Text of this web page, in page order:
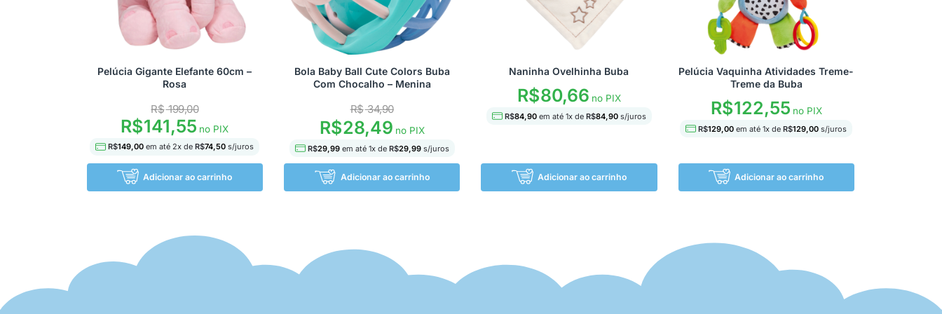
Pelúcia Gigante Elefante 60cm –
Rosa
R$199,00
R$141,55 no PIX
R$149,00 em até2x deR$74,50 s/juros
Adicionar ao carrinho
Bola Baby Ball Cute Colors Buba
Com Chocalho – Menina
R$34,90
R$28,49no PIX
R$29,99 em até 1x de R$29,99s/juros
Adicionar ao carrinho
Naninha Ovelhinha Buba
R$80,66no PIX
R$84,90 em até 1x de R$84,90s/juros
Adicionar ao carrinho
Pelúcia Vaquinha Atividades Treme-
Treme da Buba
R$122,55no PIX
R$129,00 em até1x deR$129,00 s/juros
Adicionar ao carrinho